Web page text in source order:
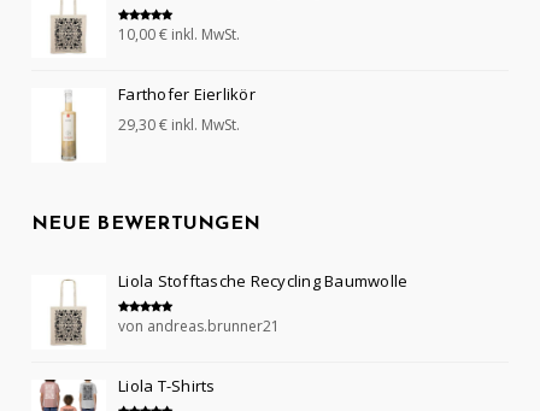
Bewertet mit
5.00
10,00€ inkl. MwSt.
Farthofer Eierlikör
29,30€ inkl. MwSt.
NEUE BEWERTUNGEN
Liola Stofftasche Recycling Baumwolle
Bewertet mit
von andreas.brunner21
Liola T-Shirts